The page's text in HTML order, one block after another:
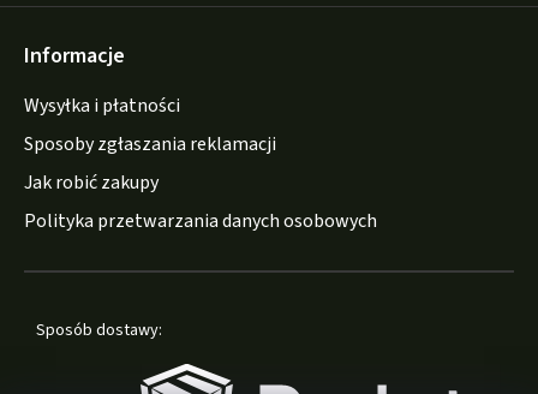
Informacje
Wysyłka i płatności
Sposoby zgłaszania reklamacji
Jak robić zakupy
Polityka przetwarzania danych osobowych
Sposób dostawy: